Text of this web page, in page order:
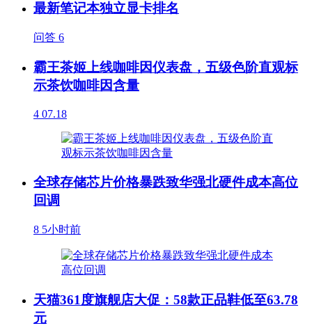
最新笔记本独立显卡排名
问答 6
霸王茶姬上线咖啡因仪表盘，五级色阶直观标
示茶饮咖啡因含量
4 07.18
全球存储芯片价格暴跌致华强北硬件成本高位
回调
8 5小时前
天猫361度旗舰店大促：58款正品鞋低至63.78
元